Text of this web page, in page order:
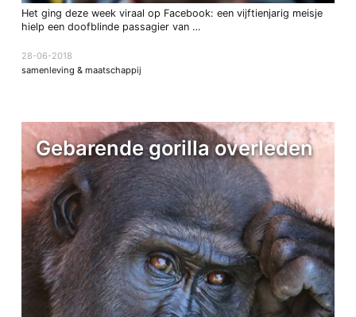
Het ging deze week viraal op Facebook: een vijftienjarig meisje
hielp een doofblinde passagier van …
28-06-2018
samenleving & maatschappij
Gebarende gorilla overleden